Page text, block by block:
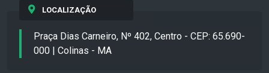
LOCALIZAÇÃO
Praça Dias Carneiro, Nº 402, Centro - CEP: 65.690-
000 | Colinas - MA